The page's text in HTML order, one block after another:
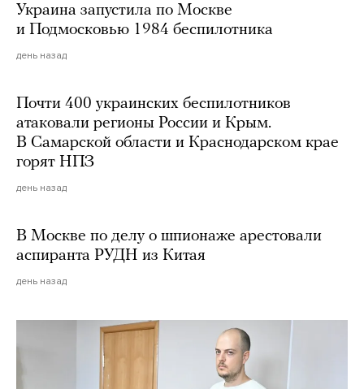
Украина запустила по Москве
и Подмосковью 1984 беспилотника
день назад
Почти 400 украинских беспилотников
атаковали регионы России и Крым.
В Самарской области и Краснодарском крае
горят НПЗ
день назад
В Москве по делу о шпионаже арестовали
аспиранта РУДН из Китая
день назад